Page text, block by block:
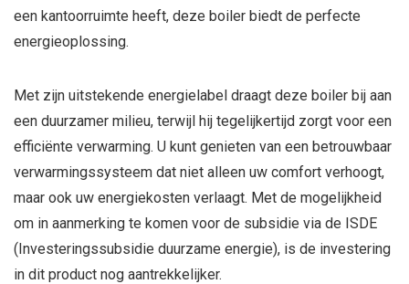
een kantoorruimte heeft, deze boiler biedt de perfecte
energieoplossing.
Met zijn uitstekende energielabel draagt deze boiler bij aan
een duurzamer milieu, terwijl hij tegelijkertijd zorgt voor een
efficiënte verwarming. U kunt genieten van een betrouwbaar
verwarmingssysteem dat niet alleen uw comfort verhoogt,
maar ook uw energiekosten verlaagt. Met de mogelijkheid
om in aanmerking te komen voor de subsidie via de ISDE
(Investeringssubsidie duurzame energie), is de investering
in dit product nog aantrekkelijker.